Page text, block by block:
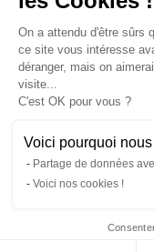
On a attendu d'être sûrs
ce site vous intéresse
déranger, mais on
visite...
C'est OK pour vous ?
Voici pourquoi
Partage de données
Voici nos cookies !
Location
Location
Location
Location
Location
Location
©2024